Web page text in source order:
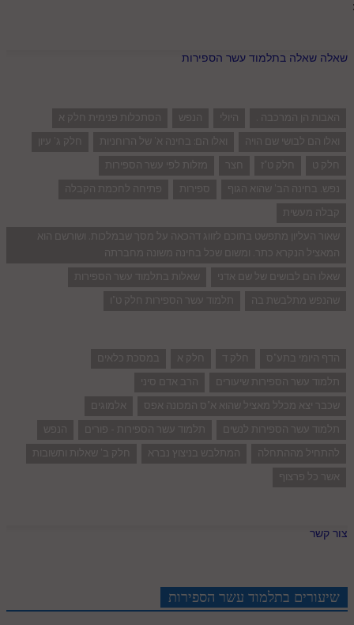
שאלה שאלה בתלמוד עשר הספירות
האבות הן המרכבה . היולי הנפש
הסתכלות פנימית חלק א
ואלו הם לבושי שם הויה
ואלו הם: בחינה א' של הרוחניות
חלק ג' עיון
חלק ט
חלק ט"ז חצר
מזלות לפי עשר הספירות
נפש. בחינה הב' שהוא הגוף
ספירות
פתיחה לחכמת הקבלה
קבלה מעשית
שאור העליון מתפשט בתוכם לזווג דהכאה על מסך שבמלכות. ושורשם הוא
המאציל הנקרא כתר. ומשום שכל בחינה משונה מחברתה
שאלו הם לבושים של שם אדני
שאלות בתלמוד עשר הספירות
שהנפש מתלבשת בה
תלמוד עשר הספירות חלק ט"ו
הדף היומי בתע"ס חלק ד חלק א
במסכת כלאים
תלמוד עשר הספירות שיעורים
הרב אדם סיני
שכבר יצא מכלל מאציל שהוא א"ס המכונה אפס
אלמוגים
תלמוד עשר הספירות לנשים
תלמוד עשר הספירות - פורים
הנפש
להתחיל מההתחלה
המתלבש בניצוץ נברא
חלק ב' שאלות ותשובות
אשר כל פרצוף
צור קשר
שיעורים בתלמוד עשר הספירות